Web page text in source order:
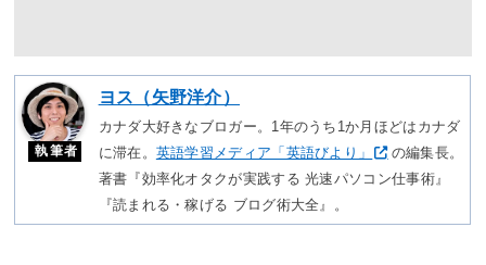
執筆者
ヨス（矢野洋介）
カナダ大好きなブロガー。1年のうち1か月ほどはカナダ
に滞在。 英語学習メディア「英語びより」
の編集長。
著書『効率化オタクが実践する 光速パソコン仕事術』
『読まれる・稼げる ブログ術大全』。